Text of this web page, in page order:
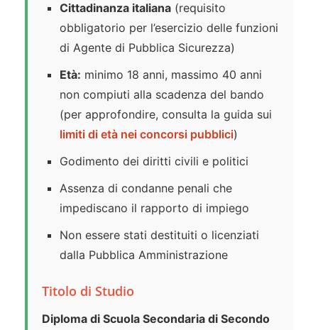
Cittadinanza italiana (requisito
obbligatorio per l’esercizio delle funzioni
di Agente di Pubblica Sicurezza)
Età: minimo 18 anni, massimo 40 anni
non compiuti alla scadenza del bando
(per approfondire, consulta la guida sui
limiti di età nei concorsi pubblici)
Godimento dei diritti civili e politici
Assenza di condanne penali che
impediscano il rapporto di impiego
Non essere stati destituiti o licenziati
dalla Pubblica Amministrazione
Titolo di Studio
Diploma di Scuola Secondaria di Secondo